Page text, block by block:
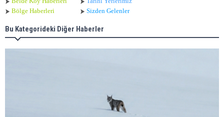
Bölge Haberleri
Sizden Gelenler
Bu Kategorideki Diğer Haberler